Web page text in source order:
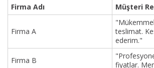
Firma Adı Müşteri
Firma A
teslimat.
ederim."
Firma B
fiyatlar.